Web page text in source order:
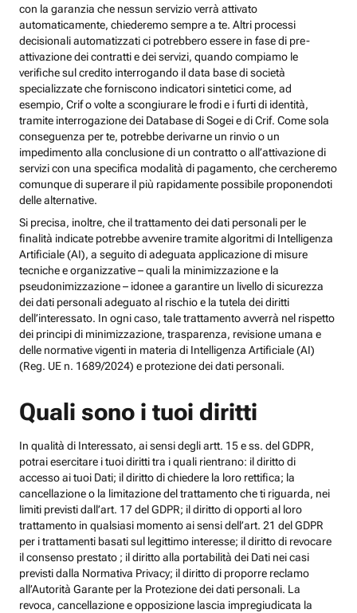
con la garanzia che nessun servizio verrà attivato
automaticamente, chiederemo sempre a te. Altri processi
decisionali automatizzati ci potrebbero essere in fase di pre-
attivazione dei contratti e dei servizi, quando compiamo le
verifiche sul credito interrogando il data base di società
specializzate che forniscono indicatori sintetici come, ad
esempio, Crif o volte a scongiurare le frodi e i furti di identità,
tramite interrogazione dei Database di Sogei e di Crif. Come sola
conseguenza per te, potrebbe derivarne un rinvio o un
impedimento alla conclusione di un contratto o all’attivazione di
servizi con una specifica modalità di pagamento, che cercheremo
comunque di superare il più rapidamente possibile proponendoti
delle alternative.
Si precisa, inoltre, che il trattamento dei dati personali per le
finalità indicate potrebbe avvenire tramite algoritmi di Intelligenza
Artificiale (AI), a seguito di adeguata applicazione di misure
tecniche e organizzative – quali la minimizzazione e la
pseudonimizzazione – idonee a garantire un livello di sicurezza
dei dati personali adeguato al rischio e la tutela dei diritti
dell’interessato. In ogni caso, tale trattamento avverrà nel rispetto
dei principi di minimizzazione, trasparenza, revisione umana e
delle normative vigenti in materia di Intelligenza Artificiale (AI)
(Reg. UE n. 1689/2024) e protezione dei dati personali.
Quali sono i tuoi diritti
In qualità di Interessato, ai sensi degli artt. 15 e ss. del GDPR,
potrai esercitare i tuoi diritti tra i quali rientrano: il diritto di
accesso ai tuoi Dati; il diritto di chiedere la loro rettifica; la
cancellazione o la limitazione del trattamento che ti riguarda, nei
limiti previsti dall’art. 17 del GDPR; il diritto di opporti al loro
trattamento in qualsiasi momento ai sensi dell’art. 21 del GDPR
per i trattamenti basati sul legittimo interesse; il diritto di revocare
il consenso prestato ; il diritto alla portabilità dei Dati nei casi
previsti dalla Normativa Privacy; il diritto di proporre reclamo
all’Autorità Garante per la Protezione dei dati personali. La
revoca, cancellazione e opposizione lascia impregiudicata la